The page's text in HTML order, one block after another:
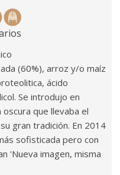
(60%), arroz y/o maíz
ácido
Se introdujo en
que llevaba el
gran tradición. En 2014
sofisticada pero con
'Nueva imagen, misma